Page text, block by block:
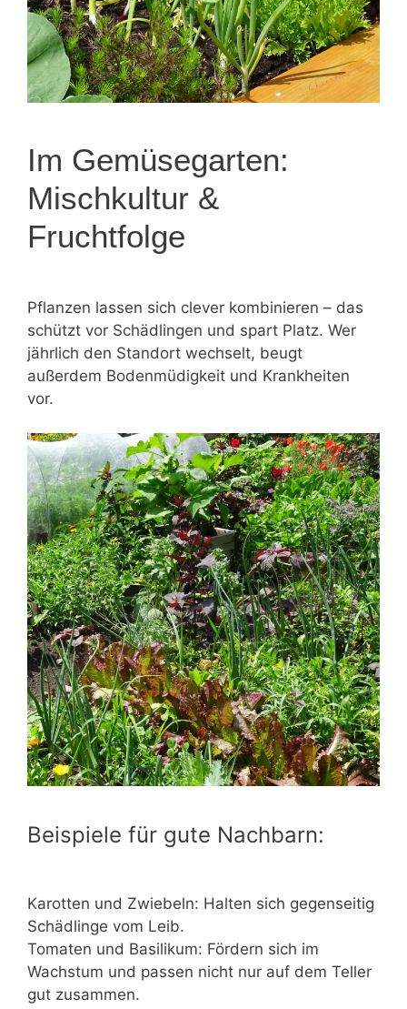
Im Gemüsegarten:
Mischkultur &
Fruchtfolge
Pflanzen lassen sich clever kombinieren – das
schützt vor Schädlingen und spart Platz. Wer
jährlich den Standort wechselt, beugt
außerdem Bodenmüdigkeit und Krankheiten
vor.
Beispiele für gute Nachbarn:
Karotten und Zwiebeln: Halten sich gegenseitig
Schädlinge vom Leib.
Tomaten und Basilikum: Fördern sich im
Wachstum und passen nicht nur auf dem Teller
gut zusammen.